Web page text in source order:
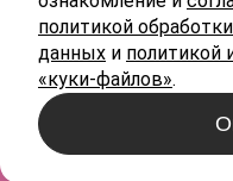
политикой
данных и политикой
«куки-файлов».